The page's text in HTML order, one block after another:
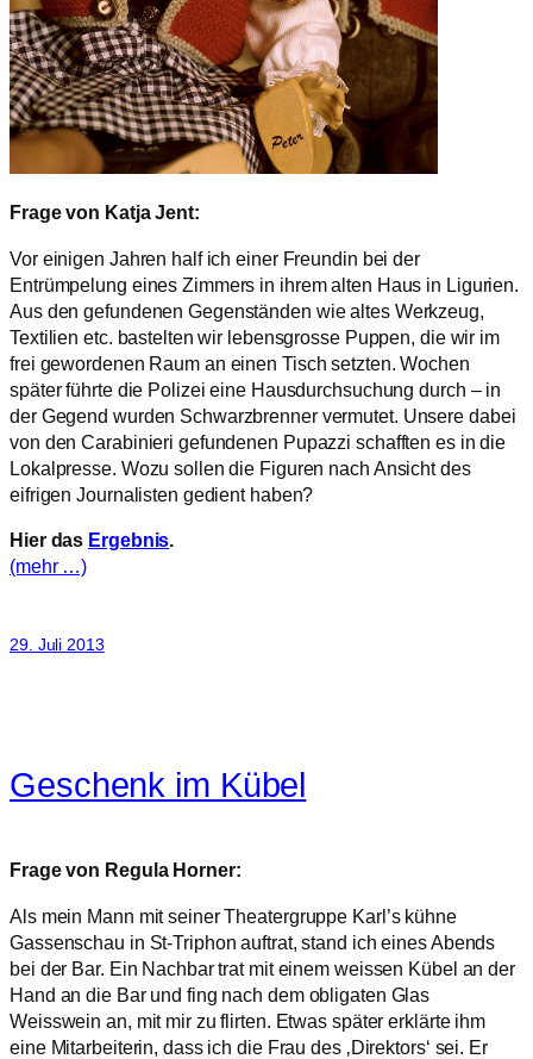
Frage von Katja Jent:
Vor einigen Jahren half ich einer Freundin bei der
Entrümpelung eines Zimmers in ihrem alten Haus in Ligurien.
Aus den gefundenen Gegenständen wie altes Werkzeug,
Textilien etc. bastelten wir lebensgrosse Puppen, die wir im
frei gewordenen Raum an einen Tisch setzten. Wochen
später führte die Polizei eine Hausdurchsuchung durch – in
der Gegend wurden Schwarzbrenner vermutet. Unsere dabei
von den Carabinieri gefundenen Pupazzi schafften es in die
Lokalpresse. Wozu sollen die Figuren nach Ansicht des
eifrigen Journalisten gedient haben?
Hier das Ergebnis.
(mehr …)
29. Juli 2013
Geschenk im Kübel
Frage von Regula Horner:
Als mein Mann mit seiner Theatergruppe Karl’s kühne
Gassenschau in St-Triphon auftrat, stand ich eines Abends
bei der Bar. Ein Nachbar trat mit einem weissen Kübel an der
Hand an die Bar und fing nach dem obligaten Glas
Weisswein an, mit mir zu flirten. Etwas später erklärte ihm
eine Mitarbeiterin, dass ich die Frau des ‚Direktors‘ sei. Er